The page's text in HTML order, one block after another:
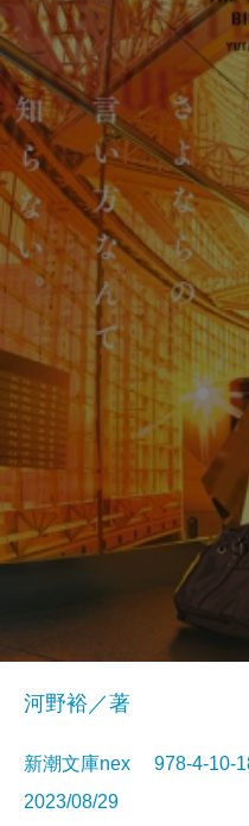
河野裕／著
新潮文庫nex 978-4-
2023/08/29